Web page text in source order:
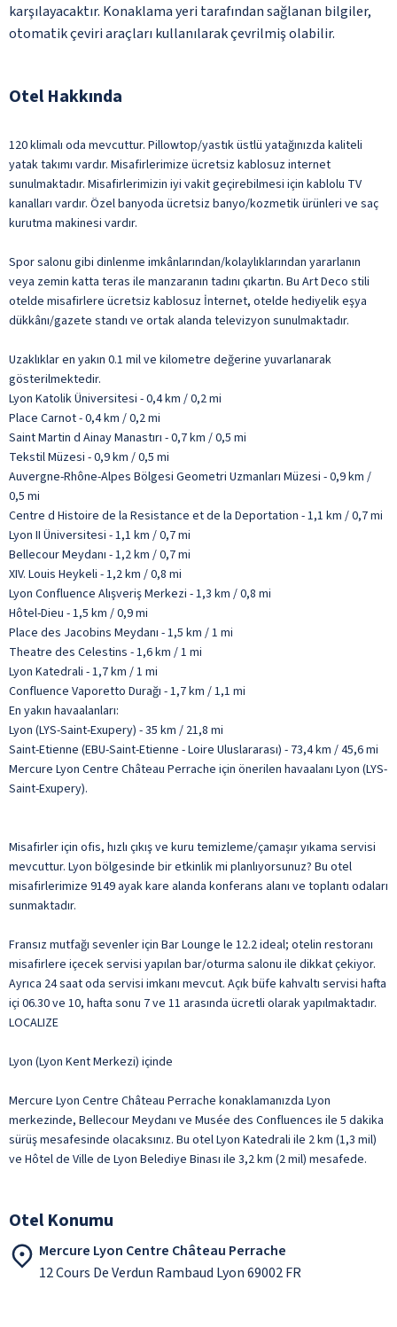
karşılayacaktır. Konaklama yeri tarafından sağlanan bilgiler,
otomatik çeviri araçları kullanılarak çevrilmiş olabilir.
Otel Hakkında
120 klimalı oda mevcuttur. Pillowtop/yastık üstlü yatağınızda kaliteli
yatak takımı vardır. Misafirlerimize ücretsiz kablosuz internet
sunulmaktadır. Misafirlerimizin iyi vakit geçirebilmesi için kablolu TV
kanalları vardır. Özel banyoda ücretsiz banyo/kozmetik ürünleri ve saç
kurutma makinesi vardır.
Spor salonu gibi dinlenme imkânlarından/kolaylıklarından yararlanın
veya zemin katta teras ile manzaranın tadını çıkartın. Bu Art Deco stili
otelde misafirlere ücretsiz kablosuz İnternet, otelde hediyelik eşya
dükkânı/gazete standı ve ortak alanda televizyon sunulmaktadır.
Uzaklıklar en yakın 0.1 mil ve kilometre değerine yuvarlanarak
gösterilmektedir.
Lyon Katolik Üniversitesi - 0,4 km / 0,2 mi
Place Carnot - 0,4 km / 0,2 mi
Saint Martin d Ainay Manastırı - 0,7 km / 0,5 mi
Tekstil Müzesi - 0,9 km / 0,5 mi
Auvergne-Rhône-Alpes Bölgesi Geometri Uzmanları Müzesi - 0,9 km /
0,5 mi
Centre d Histoire de la Resistance et de la Deportation - 1,1 km / 0,7 mi
Lyon II Üniversitesi - 1,1 km / 0,7 mi
Bellecour Meydanı - 1,2 km / 0,7 mi
XIV. Louis Heykeli - 1,2 km / 0,8 mi
Lyon Confluence Alışveriş Merkezi - 1,3 km / 0,8 mi
Hôtel-Dieu - 1,5 km / 0,9 mi
Place des Jacobins Meydanı - 1,5 km / 1 mi
Theatre des Celestins - 1,6 km / 1 mi
Lyon Katedrali - 1,7 km / 1 mi
Confluence Vaporetto Durağı - 1,7 km / 1,1 mi
En yakın havaalanları:
Lyon (LYS-Saint-Exupery) - 35 km / 21,8 mi
Saint-Etienne (EBU-Saint-Etienne - Loire Uluslararası) - 73,4 km / 45,6 mi
Mercure Lyon Centre Château Perrache için önerilen havaalanı Lyon (LYS-
Saint-Exupery).
Misafirler için ofis, hızlı çıkış ve kuru temizleme/çamaşır yıkama servisi
mevcuttur. Lyon bölgesinde bir etkinlik mi planlıyorsunuz? Bu otel
misafirlerimize 9149 ayak kare alanda konferans alanı ve toplantı odaları
sunmaktadır.
Fransız mutfağı sevenler için Bar Lounge le 12.2 ideal; otelin restoranı
misafirlere içecek servisi yapılan bar/oturma salonu ile dikkat çekiyor.
Ayrıca 24 saat oda servisi imkanı mevcut. Açık büfe kahvaltı servisi hafta
içi 06.30 ve 10, hafta sonu 7 ve 11 arasında ücretli olarak yapılmaktadır.
LOCALIZE
Lyon (Lyon Kent Merkezi) içinde
Mercure Lyon Centre Château Perrache konaklamanızda Lyon
merkezinde, Bellecour Meydanı ve Musée des Confluences ile 5 dakika
sürüş mesafesinde olacaksınız. Bu otel Lyon Katedrali ile 2 km (1,3 mil)
ve Hôtel de Ville de Lyon Belediye Binası ile 3,2 km (2 mil) mesafede.
Otel Konumu
Mercure Lyon Centre Château Perrache
12 Cours De Verdun Rambaud Lyon 69002 FR